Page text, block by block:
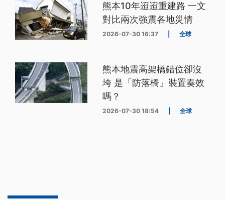
熊本10年迢迢重建路 一文
對比兩次強震各地災情
2026-07-30 16:37 全球
熊本地震高架橋錯位卻沒
垮 是「防落橋」裝置奏效
嗎？
2026-07-30 18:54 全球